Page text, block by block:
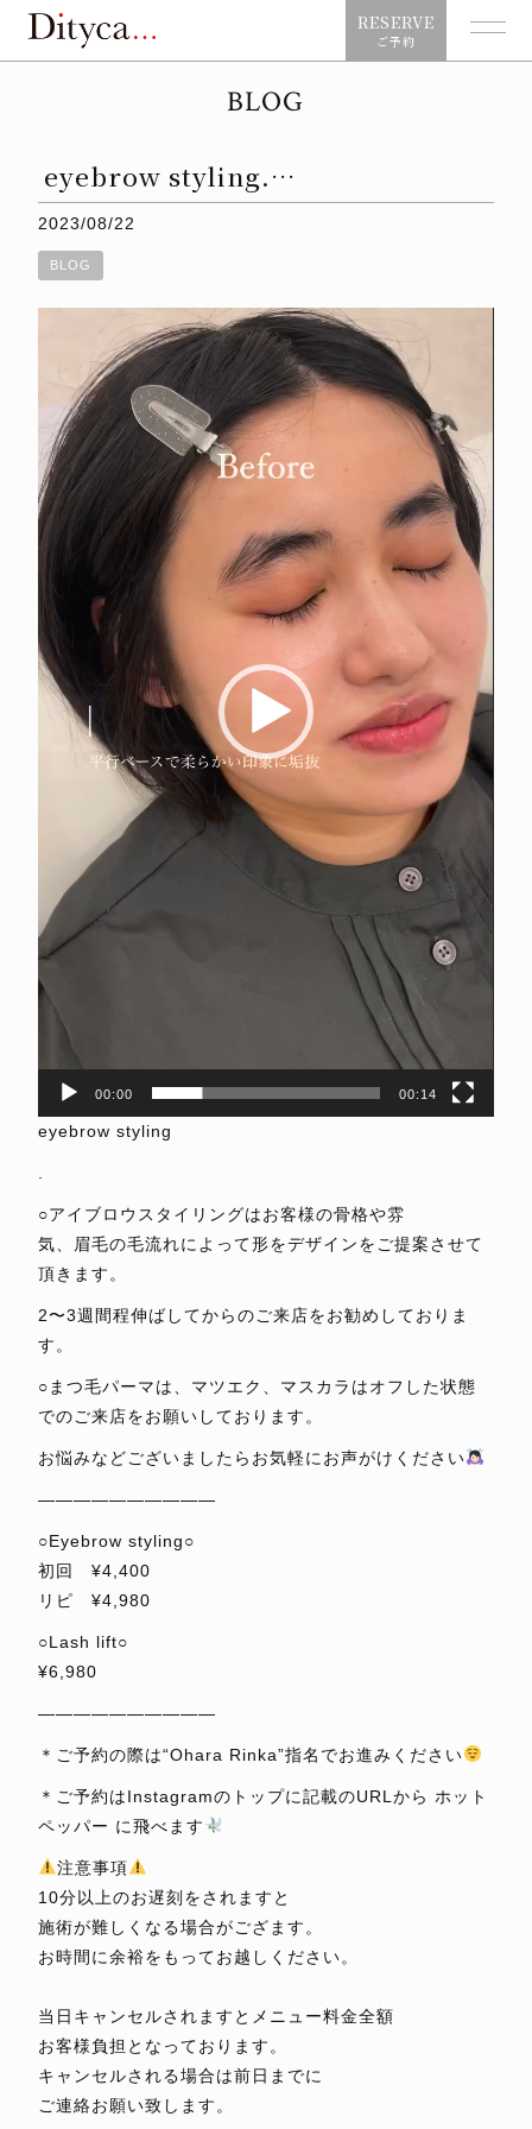
RESERVE
ご予約
BLOG
eyebrow styling.…
2023/08/22
BLOG
ー
ヤ
ー
00:00 00:14
eyebrow styling
○アイブロウスタイリングはお客様の骨格や雰
気、眉毛の毛流れによって形をデザインをご提案させて
頂きます。
2〜3週間程伸ばしてからのご来店をお勧めしておりま
す。
○まつ毛パーマは、マツエク、マスカラはオフした状態
でのご来店をお願いしております。
お悩みなどございましたらお気軽にお声がけください
——————————
○Eyebrow styling○
初回 ¥4,400
リピ ¥4,980
○Lash lift○
¥6,980
——————————
＊ご予約の際は“Ohara Rinka”指名でお進みください
＊ご予約はInstagramのトップに記載のURLから ホット
ペッパー に飛べます
注意事項
10分以上のお遅刻をされますと
施術が難しくなる場合がござます。
お時間に余裕をもってお越しください。
当日キャンセルされますとメニュー料金全額
お客様負担となっております。
キャンセルされる場合は前日までに
ご連絡お願い致します。